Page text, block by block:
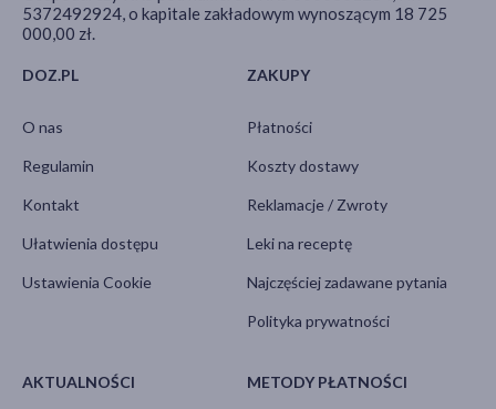
DOZ.PL
O nas
Regulamin
Kontakt
Ułatwienia dostępu
Ustawienia Cookie
ZAKUPY
Płatności
Koszty dostawy
Reklamacje / Zwroty
Leki na receptę
Najczęściej zadawane pytania
Polityka prywatności
AKTUALNOŚCI METODY PŁATNOŚCI
5372492924, o kapitale zakładowym wynoszącym 18 725
000,00 zł.